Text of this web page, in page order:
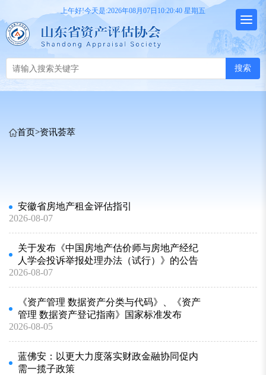
上午好!今天是:2026年08月07日10:20:40 星期五
搜索
首页>资讯荟萃
安徽省房地产租金评估指引
2026-08-07
关于发布《中国房地产估价师与房地产经纪
人学会投诉举报处理办法（试行）》的公告
2026-08-07
《资产管理 数据资产分类与代码》、《资产
管理 数据资产登记指南》国家标准发布
2026-08-05
蓝佛安：以更大力度落实财政金融协同促内
需一揽子政策